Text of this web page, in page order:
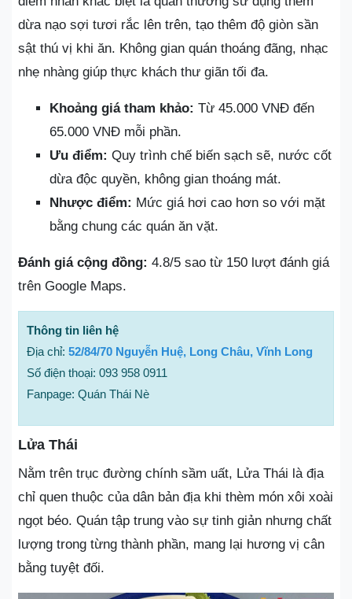
dừa nạo sợi tươi rắc lên trên, tạo thêm độ giòn sần
sật thú vị khi ăn. Không gian quán thoáng đãng, nhạc
nhẹ nhàng giúp thực khách thư giãn tối đa.
Khoảng giá tham khảo: Từ 45.000 VNĐ đến
65.000 VNĐ mỗi phần.
Ưu điểm: Quy trình chế biến sạch sẽ, nước cốt
dừa độc quyền, không gian thoáng mát.
Nhược điểm: Mức giá hơi cao hơn so với mặt
bằng chung các quán ăn vặt.
Đánh giá cộng đồng: 4.8/5 sao từ 150 lượt đánh giá
trên Google Maps.
Thông tin liên hệ
Địa chỉ: 52/84/70 Nguyễn Huệ, Long Châu, Vĩnh Long
Số điện thoại: 093 958 0911
Fanpage: Quán Thái Nè
Lửa Thái
Nằm trên trục đường chính sầm uất, Lửa Thái là địa
chỉ quen thuộc của dân bản địa khi thèm món xôi xoài
ngọt béo. Quán tập trung vào sự tinh giản nhưng chất
lượng trong từng thành phần, mang lại hương vị cân
bằng tuyệt đối.